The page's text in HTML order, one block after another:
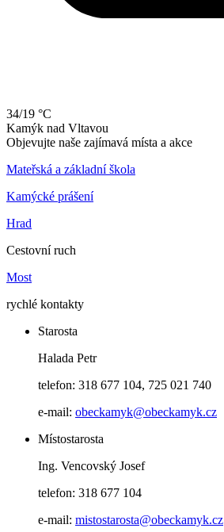
34/19 °C
Kamýk nad Vltavou
Objevujte naše zajímavá místa a akce
Mateřská a základní škola
Kamýcké prášení
Hrad
Cestovní ruch
Most
rychlé kontakty
Starosta
Halada Petr
telefon: 318 677 104, 725 021 740
e-mail: obeckamyk@obeckamyk.cz
Místostarosta
Ing. Vencovský Josef
telefon: 318 677 104
e-mail: mistostarosta@obeckamyk.cz